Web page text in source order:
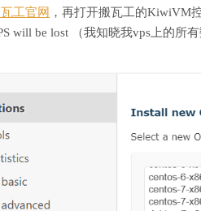
工官网 ，再打开搬瓦工的KiwiVM
will be lost （我知晓我vps上的所